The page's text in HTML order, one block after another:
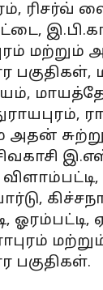
ரிசர்வ்
மற்றும்
பகுதிகள்,
அதன்
பகுதிகள்.